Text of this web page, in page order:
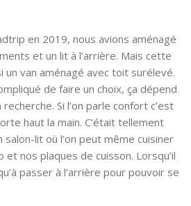
en 2019, nous avions aménagé
et un lit à l’arrière. Mais cette
un van aménagé avec toit surélevé.
de faire un choix, ça dépend
Si l’on parle confort c’est
haut la main. C’était tellement
salon-lit où l’on peut même cuisiner
nos plaques de cuisson. Lorsqu’il
passer à l’arrière pour pouvoir se